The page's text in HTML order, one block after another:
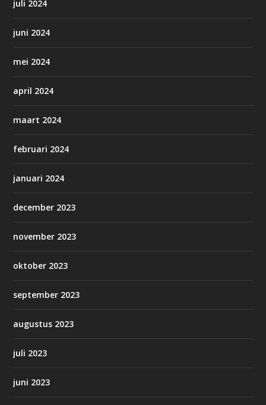
juli 2024
juni 2024
mei 2024
april 2024
maart 2024
februari 2024
januari 2024
december 2023
november 2023
oktober 2023
september 2023
augustus 2023
juli 2023
juni 2023